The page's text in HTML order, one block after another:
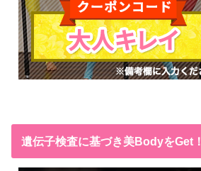
遺伝子検査に基づき美BodyをGet！